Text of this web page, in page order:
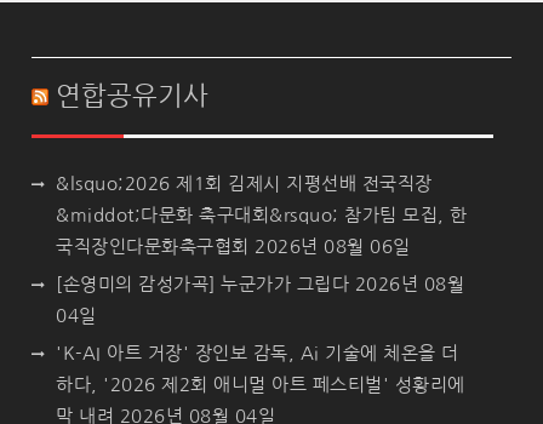
연합공유기사
&lsquo;2026 제1회 김제시 지평선배 전국직장
&middot;다문화 축구대회&rsquo; 참가팀 모집, 한
국직장인다문화축구협회 2026년 08월 06일
[손영미의 감성가곡] 누군가가 그립다 2026년 08월
04일
'K-AI 아트 거장' 장인보 감독, Ai 기술에 체온을 더
하다, '2026 제2회 애니멀 아트 페스티벌' 성황리에
막 내려 2026년 08월 04일